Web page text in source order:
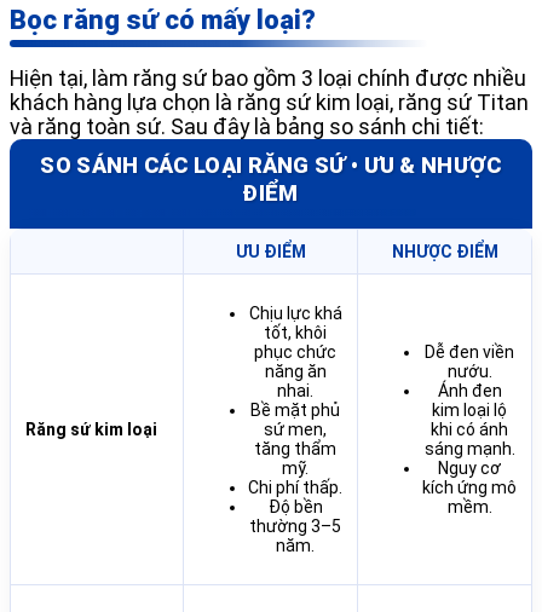
Bọc răng sứ có mấy loại?
Hiện tại, làm răng sứ bao gồm 3 loại chính được nhiều
khách hàng lựa chọn là răng sứ kim loại, răng sứ Titan
và răng toàn sứ. Sau đây là bảng so sánh chi tiết:
SO SÁNH CÁC LOẠI RĂNG SỨ • ƯU & NHƯỢC
ĐIỂM
ƯU ĐIỂM NHƯỢC ĐIỂM
Răng sứ kim loại
Chịu lực khá
tốt, khôi
phục chức
năng ăn
nhai.
Bề mặt phủ
sứ men,
tăng thẩm
mỹ.
Chi phí thấp.
Độ bền
thường 3–5
năm.
Dễ đen viền
nướu.
Ánh đen
kim loại lộ
khi có ánh
sáng mạnh.
Nguy cơ
kích ứng mô
mềm.